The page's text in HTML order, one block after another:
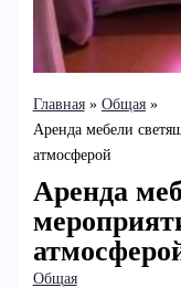
Главная
Общая
Аренда мебели
атмосферой
Аренда
Общая